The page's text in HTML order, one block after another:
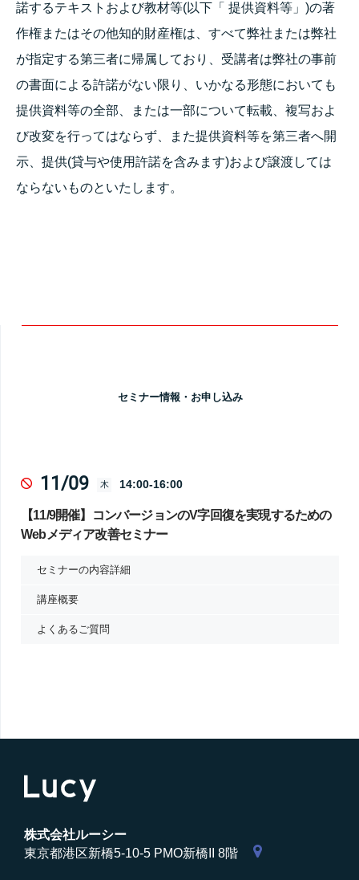
諾するテキストおよび教材等(以下「 提供資料等」)の著
作権またはその他知的財産権は、すべて弊社または弊社
が指定する第三者に帰属しており、受講者は弊社の事前
の書面による許諾がない限り、いかなる形態においても
提供資料等の全部、または一部について転載、複写およ
び改変を行ってはならず、また提供資料等を第三者へ開
示、提供(貸与や使用許諾を含みます)および譲渡しては
ならないものといたします。
セミナー情報・お申し込み
11/09 木 14:00-16:00
【11/9開催】コンバージョンのV字回復を実現するための
Webメディア改善セミナー
セミナーの内容詳細
講座概要
よくあるご質問
株式会社ルーシー
東京都港区新橋5-10-5 PMO新橋II 8階